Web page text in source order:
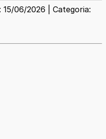
15/06/2026 | Categoria: